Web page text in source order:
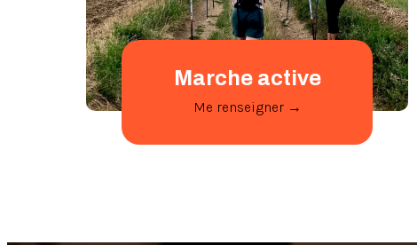
Marche active
Me renseigner →